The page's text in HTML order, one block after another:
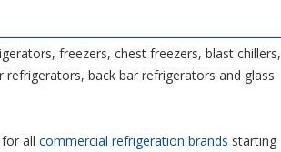
freezers, chest freezers, blast chillers,
back bar refrigerators and glass
all commercial refrigeration brands starting